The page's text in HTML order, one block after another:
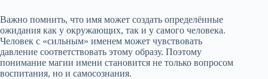
Важно помнить, что имя может создать определённые
ожидания как у окружающих, так и у самого человека.
Человек с «сильным» именем может чувствовать
давление соответствовать этому образу. Поэтому
понимание магии имени становится не только вопросом
воспитания, но и самосознания.